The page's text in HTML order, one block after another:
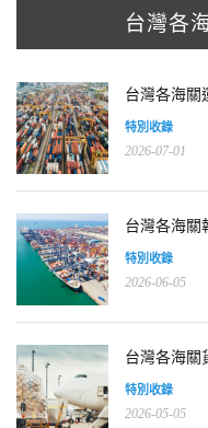
台灣各
台灣各海關
特別收錄
2026-07-01
台灣各海關
特別收錄
2026-06-05
台灣各海關
特別收錄
2026-05-05